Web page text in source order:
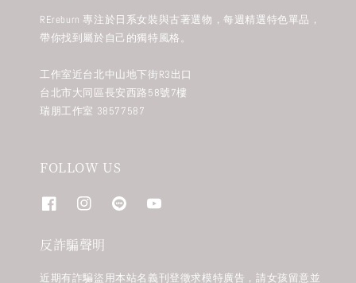
REreburn 專注於日系女裝與古著選物，每週精選特色單品，
帶你找到屬於自己的獨特風格。
工作室近台北中山地下街R3出口
台北市大同區長安西路58號7樓
瑞朋工作室 38577587
FOLLOW US
反詐騙聲明
近期有詐騙盜用本站名義刊登徵求模特廣告，請女孩留意並